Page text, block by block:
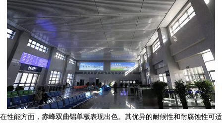
在性能方面， 赤峰双曲铝单板表现出色。其优异的耐候性和耐腐蚀性可适